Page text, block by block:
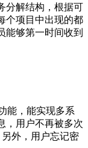
分解结构，根据可
个项目中出现的都
能够第一时间收到
能，能实现多系
，用户不再被多次
外，用户忘记密